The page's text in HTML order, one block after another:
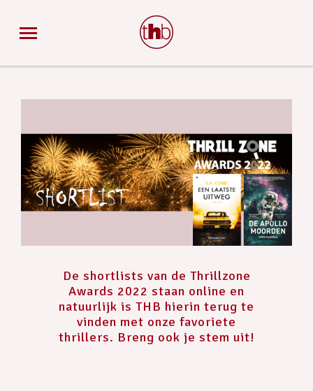
De shortlists van de Thrillzone
Awards 2022 staan online en
natuurlijk is THB hierin terug te
vinden met onze favoriete
thrillers. Breng ook je stem uit!